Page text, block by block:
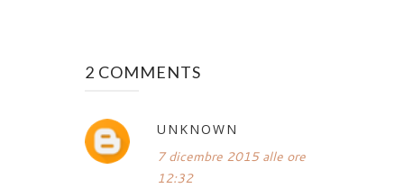
2 COMMENTS
UNKNOWN
7 dicembre 2015 alle ore
12:32